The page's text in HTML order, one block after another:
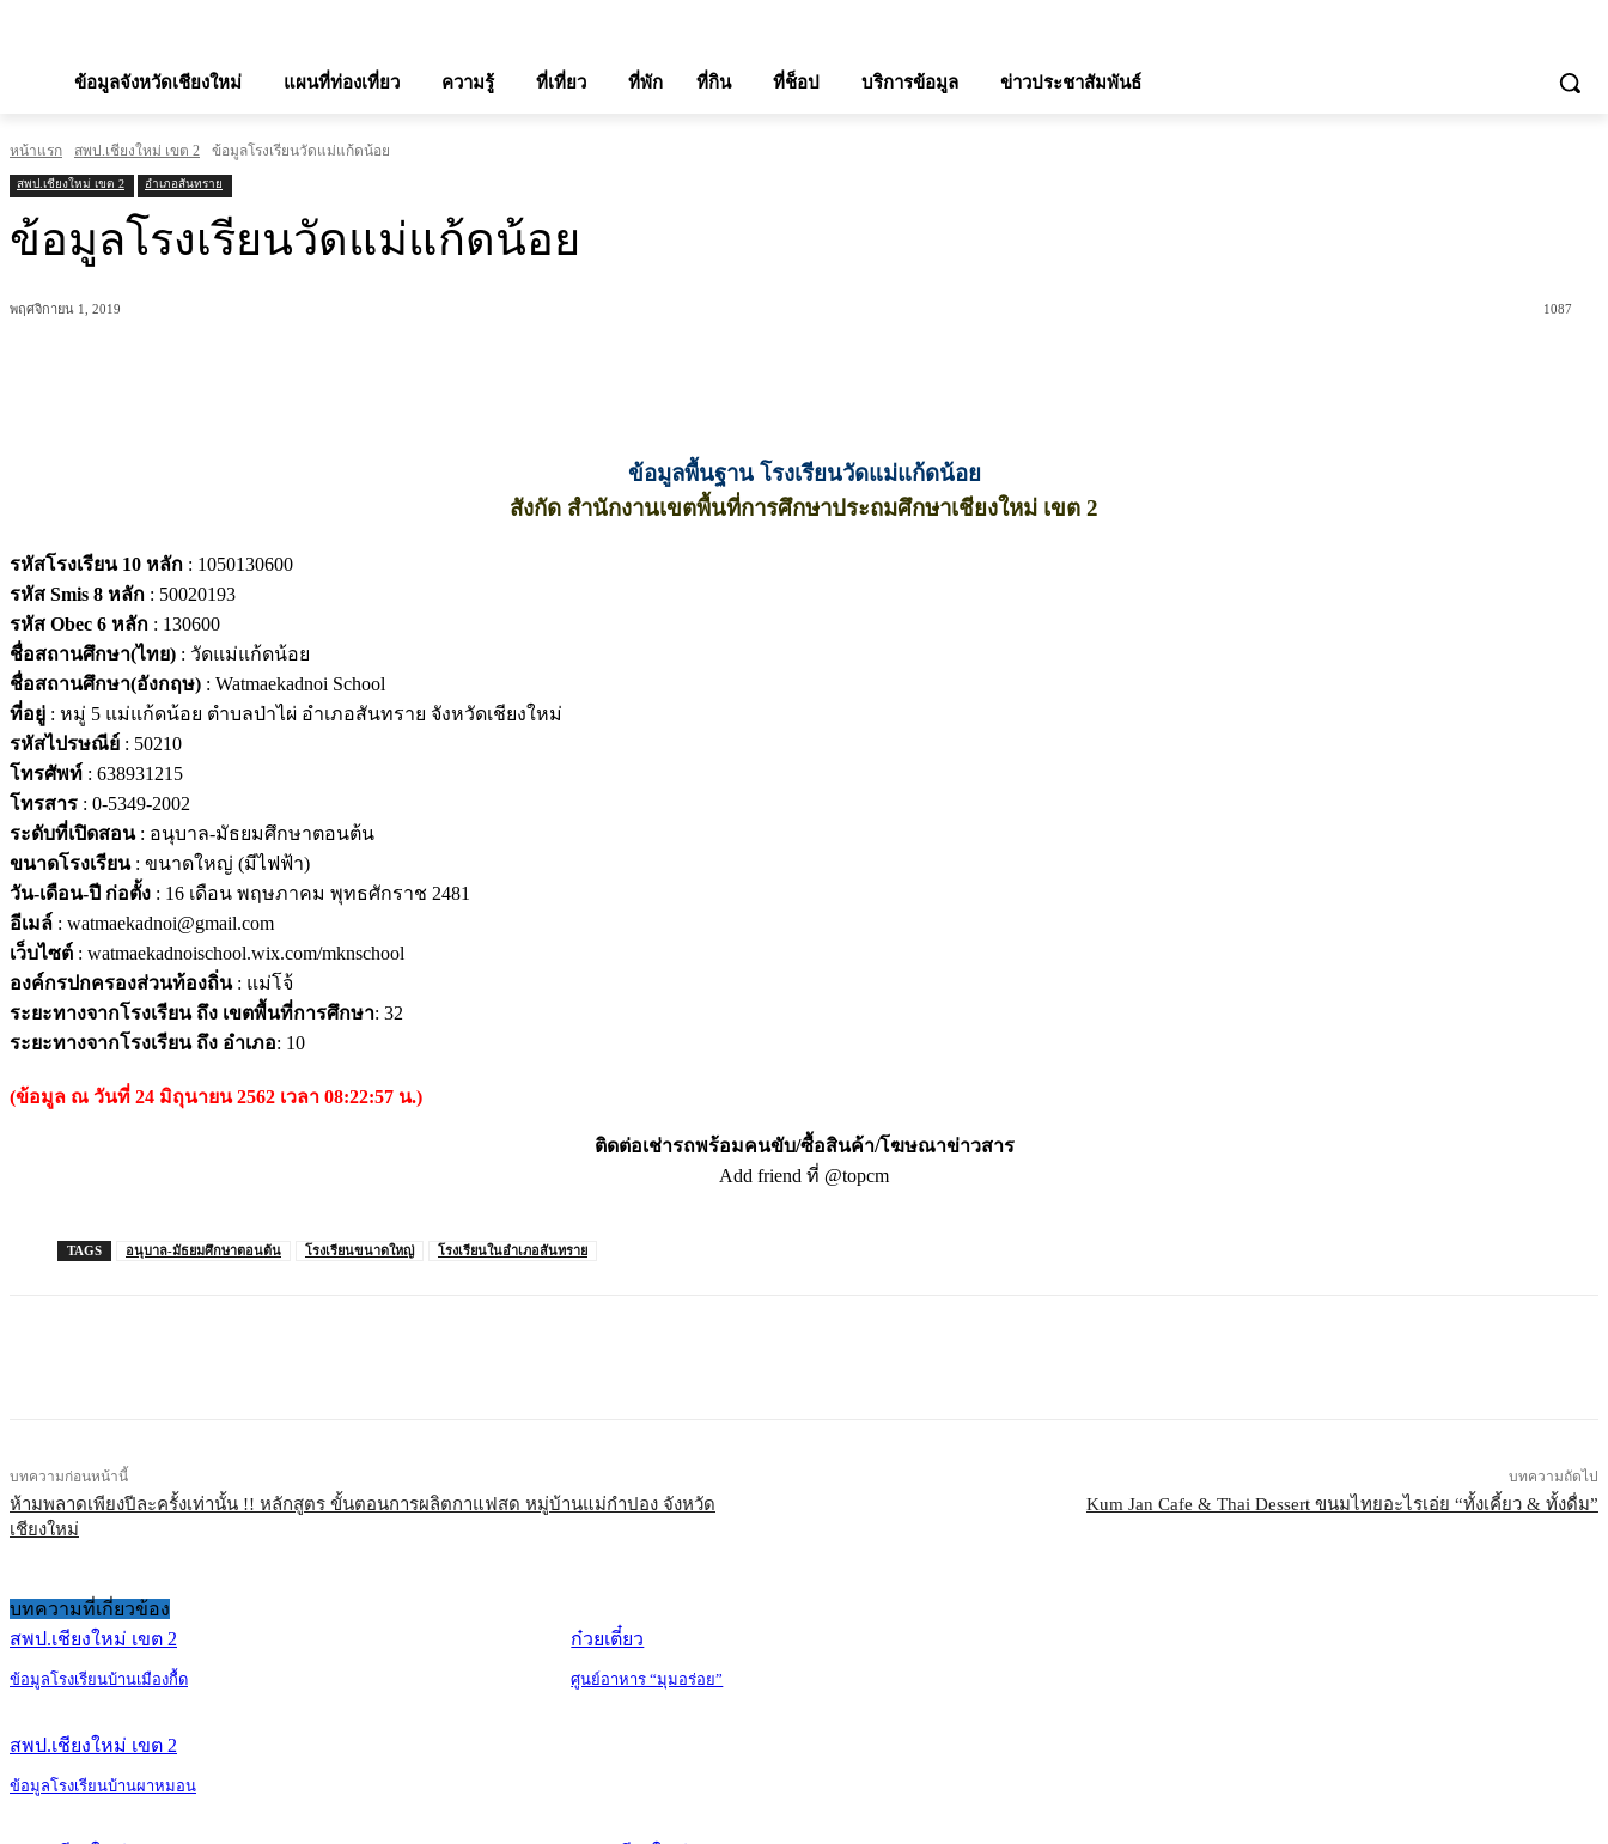
ข้อมูลจังหวัดเชียงใหม่ แผนที่ท่องเที่ยว ความรู้ ที่เที่ยว ที่พัก ที่กิน ที่ช็อป บริการข้อมูล ข่าวประชาสัมพันธ์
หน้าแรก สพป.เชียงใหม่ เขต 2 ข้อมูลโรงเรียนวัดแม่แก้ดน้อย
สพป.เชียงใหม่ เขต 2 อำเภอสันทราย
ข้อมูลโรงเรียนวัดแม่แก้ดน้อย
พฤศจิกายน 1, 2019 1087
ข้อมูลพื้นฐาน โรงเรียนวัดแม่แก้ดน้อย
สังกัด สำนักงานเขตพื้นที่การศึกษาประถมศึกษาเชียงใหม่ เขต 2
รหัสโรงเรียน 10 หลัก : 1050130600
รหัส Smis 8 หลัก : 50020193
รหัส Obec 6 หลัก : 130600
ชื่อสถานศึกษา(ไทย) : วัดแม่แก้ดน้อย
ชื่อสถานศึกษา(อังกฤษ) : Watmaekadnoi School
ที่อยู่ : หมู่ 5 แม่แก้ดน้อย ตำบลป่าไผ่ อำเภอสันทราย จังหวัดเชียงใหม่
รหัสไปรษณีย์ : 50210
โทรศัพท์ : 638931215
โทรสาร : 0-5349-2002
ระดับที่เปิดสอน: อนุบาล-มัธยมศึกษาตอนต้น
ขนาดโรงเรียน: ขนาดใหญ่ (มีไฟฟ้า)
วัน-เดือน-ปี ก่อตั้ง : 16 เดือน พฤษภาคม พุทธศักราช 2481
อีเมล์ : watmaekadnoi@gmail.com
เว็บไซต์ : watmaekadnoischool.wix.com/mknschool
องค์กรปกครองส่วนท้องถิ่น: แม่โจ้
ระยะทางจากโรงเรียน ถึง เขตพื้นที่การศึกษา: 32
ระยะทางจากโรงเรียน ถึง อำเภอ: 10
(ข้อมูล ณ วันที่ 24 มิถุนายน 2562 เวลา 08:22:57 น.)
ติดต่อเช่ารถพร้อมคนขับ/ซื้อสินค้า/โฆษณาข่าวสาร
Add friend ที่ @topcm
TAGS อนุบาล-มัธยมศึกษาตอนต้น โรงเรียนขนาดใหญ่ โรงเรียนในอำเภอสันทราย
บทความก่อนหน้านี้
ห้ามพลาดเพียงปีละครั้งเท่านั้น !! หลักสูตร ขั้นตอนการผลิตกาแฟสด หมู่บ้านแม่กำปอง จังหวัด
เชียงใหม่
บทความถัดไป
Kum Jan Cafe & Thai Dessert ขนมไทยอะไรเอ่ย “ทั้งเคี้ยว & ทั้งดื่ม”
บทความที่เกี่ยวข้อง
สพป.เชียงใหม่ เขต 2
ข้อมูลโรงเรียนบ้านเมืองกื้ด
ก๋วยเตี๋ยว
ศูนย์อาหาร “มุมอร่อย”
สพป.เชียงใหม่ เขต 2
ข้อมูลโรงเรียนบ้านผาหมอน